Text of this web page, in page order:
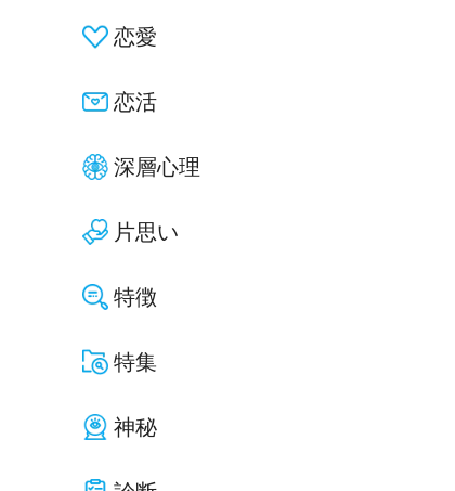
恋愛
恋活
深層心理
片思い
特徴
特集
神秘